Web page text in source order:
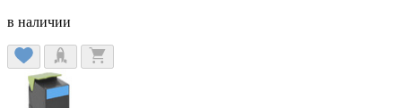
в наличии